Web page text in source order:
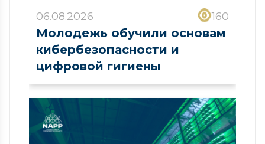
06.08.2026 160
Молодежь обучили основам
кибербезопасности и
цифровой гигиены